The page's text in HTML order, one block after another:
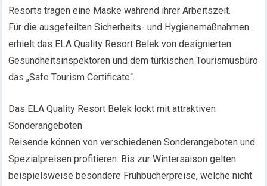
Resorts tragen eine Maske während ihrer Arbeitszeit.
Für die ausgefeilten Sicherheits- und Hygienemaßnahmen
erhielt das ELA Quality Resort Belek von designierten
Gesundheitsinspektoren und dem türkischen Tourismusbüro
das „Safe Tourism Certificate“.
Das ELA Quality Resort Belek lockt mit attraktiven
Sonderangeboten
Reisende können von verschiedenen Sonderangeboten und
Spezialpreisen profitieren. Bis zur Wintersaison gelten
beispielsweise besondere Frühbucherpreise, welche nicht